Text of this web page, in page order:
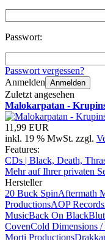
Passwort:
Passwort vergessen?
Anmelden Anmelden
Zuletzt angesehen
Malokarpatan -
11,99 EUR
inkl. 19 % MwSt. zzgl.
Features:
CDs | Black, Death,
Mehr auf Ihrer privaten
Hersteller
20 Buck SpinAftermath
ProductionsAOP Records
MusicBack On Black
CovenCold Dimensions /
Morti Productions